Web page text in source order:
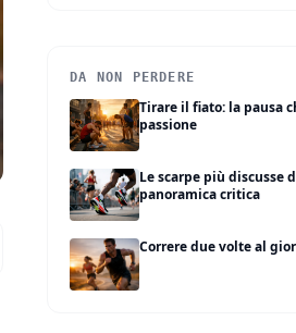
DA NON PERDERE
Tirare il fiato: la pausa
passione
Le scarpe più discusse
panoramica critica
Correre due volte al